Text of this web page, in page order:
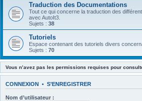
Traduction des Documentations
Tout ce qui concerne la traduction des
avec AutoIt3.
Sujets : 38
Tutoriels
Espace contenant des tutoriels divers
Sujets : 70
Vous n’avez pas les permissions requises pour
CONNEXION • S’ENREGISTRER
Nom d’utilisateur :